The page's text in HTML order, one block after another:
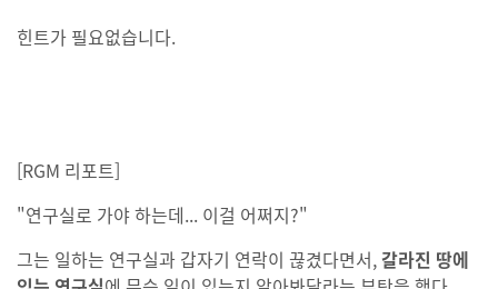
힌트가 필요없습니다.
[RGM 리포트]
"연구실로 가야 하는데... 이걸 어쩌지?"
그는 일하는 연구실과 갑자기 연락이 끊겼다면서, 갈라진 땅에